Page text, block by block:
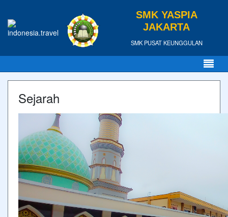
SMK YASPIA
JAKARTA
SMK PUSAT KEUNGGULAN
Sejarah